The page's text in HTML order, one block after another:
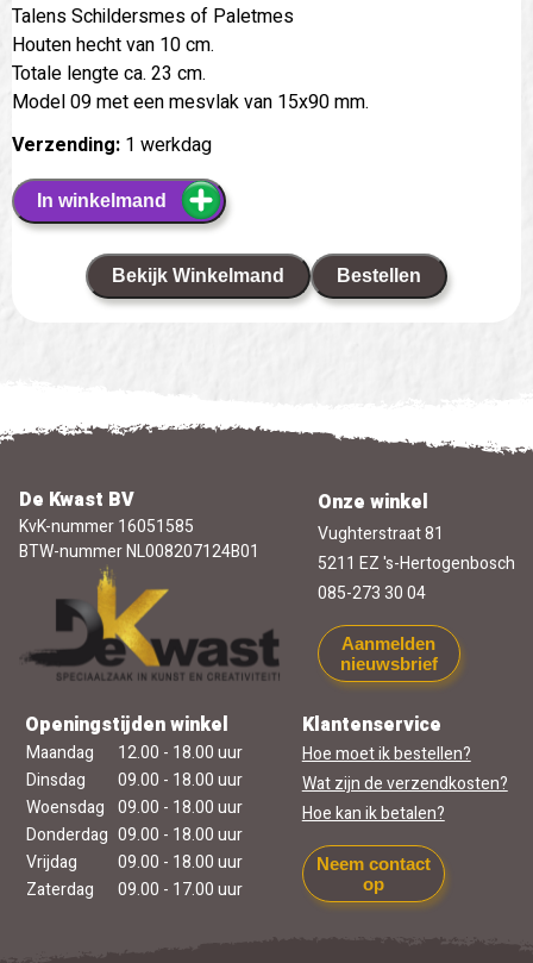
Talens Schildersmes of Paletmes
Houten hecht van 10 cm.
Totale lengte ca. 23 cm.
Model 09 met een mesvlak van 15x90 mm.
Verzending: 1 werkdag
In winkelmand
Bekijk Winkelmand Bestellen
De Kwast BV
KvK-nummer 16051585
BTW-nummer NL008207124B01
Onze winkel
Vughterstraat 81
5211 EZ 's-Hertogenbosch
085-273 30 04
Aanmelden
nieuwsbrief
Openingstijden winkel
Maandag
12.00 - 18.00 uur
Dinsdag
09.00 - 18.00 uur
Woensdag 09.00 - 18.00 uur
Donderdag 09.00 - 18.00 uur
Vrijdag
09.00 - 18.00 uur
Zaterdag
09.00 - 17.00 uur
Klantenservice
Hoe moet ik bestellen?
Wat zijn de verzendkosten?
Hoe kan ik betalen?
Neem contact
op